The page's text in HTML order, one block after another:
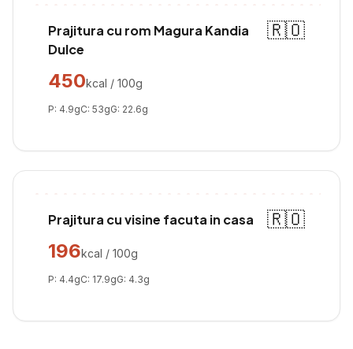
Prajitura cu rom Magura Kandia
Dulce
🇷🇴
450kcal / 100g
P: 4.9gC: 53gG: 22.6g
Prajitura cu visine facuta in casa
🇷🇴
196kcal / 100g
P: 4.4gC: 17.9gG: 4.3g